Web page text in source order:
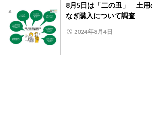
8月5日は「二の丑」 土用
なぎ購入について調査
2024年8月4日